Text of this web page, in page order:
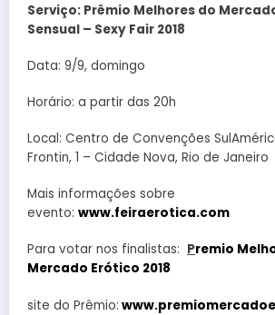
Serviço: Prêmio Melhores do
Sensual – Sexy Fair 2018
Data: 9/9, domingo
Horário: a partir das 20h
Local: Centro de Convenções
Frontin, 1 – Cidade Nova, Rio de Janeiro
Mais informações sobre
evento: www.feiraerotica.com
Para votar nos finalistas: Premio
Mercado Erótico 2018
site do Prêmio: